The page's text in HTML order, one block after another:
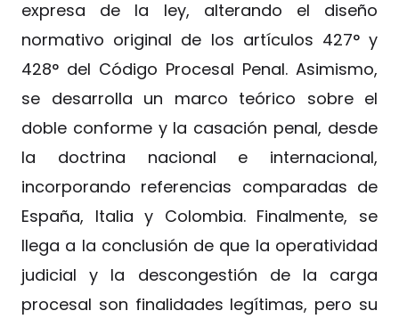
expresa de la ley, alterando el diseño
normativo original de los artículos 427° y
428° del Código Procesal Penal. Asimismo,
se desarrolla un marco teórico sobre el
doble conforme y la casación penal, desde
la doctrina nacional e internacional,
incorporando referencias comparadas de
España, Italia y Colombia. Finalmente, se
llega a la conclusión de que la operatividad
judicial y la descongestión de la carga
procesal son finalidades legítimas, pero su